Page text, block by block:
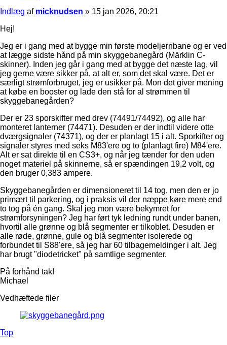
Indlæg af micknudsen » 15 jan 2026, 20:21
Hej!
Jeg er i gang med at bygge min første modeljernbane og er ved
at lægge sidste hånd på min skyggebanegård (Märklin C-
skinner). Inden jeg går i gang med at bygge det næste lag, vil
jeg gerne være sikker på, at alt er, som det skal være. Det er
særligt strømforbruget, jeg er usikker på. Mon det giver mening
at købe en booster og lade den stå for al strømmen til
skyggebanegården?
Der er 23 sporskifter med drev (74491/74492), og alle har
monteret lanterner (74471). Desuden er der indtil videre otte
dværgsignaler (74371), og der er planlagt 15 i alt. Sporkifter og
signaler styres med seks M83'ere og to (planlagt fire) M84'ere.
Alt er sat direkte til en CS3+, og når jeg tænder for den uden
noget materiel på skinnerne, så er spændingen 19,2 volt, og
den bruger 0,383 ampere.
Skyggebanegården er dimensioneret til 14 tog, men den er jo
primært til parkering, og i praksis vil der næppe køre mere end
to tog på én gang. Skal jeg mon være bekymret for
strømforsyningen? Jeg har ført tyk ledning rundt under banen,
hvortil alle grønne og blå segmenter er tilkoblet. Desuden er
alle røde, grønne, gule og blå segmenter isolerede og
forbundet til S88'ere, så jeg har 60 tilbagemeldinger i alt. Jeg
har brugt "diodetricket" på samtlige segmenter.
På forhånd tak!
Michael
Vedhæftede filer
Top